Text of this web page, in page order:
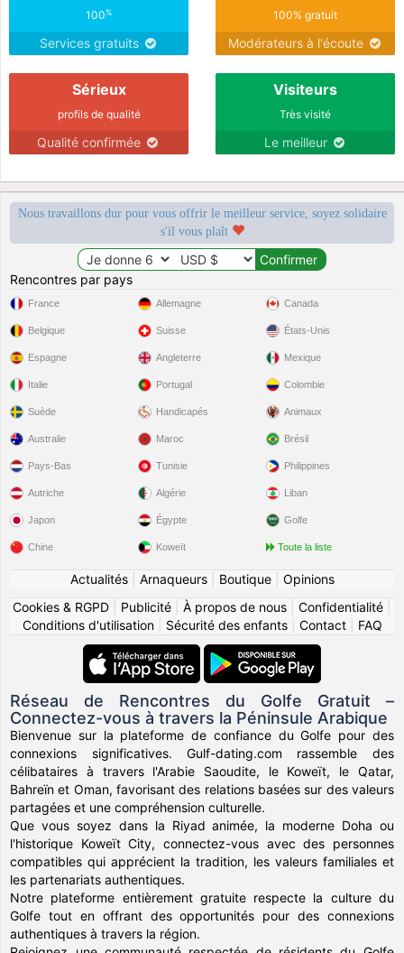
100%
Services gratuits
100% gratuit
Modérateurs à l'écoute
Sérieux
profils de qualité
Qualité confirmée
Visiteurs
Très visité
Le meilleur
Nous travaillons dur pour vous offrir le meilleur service, soyez solidaire
s'il vous plaît
Rencontres par pays
France
Belgique
Espagne
Italie
Suède
Allemagne
Suisse
Angleterre
Portugal
Handicapés
Canada
États-Unis
Mexique
Colombie
Animaux
Australie
Pays-Bas
Autriche
Japon
Chine
Maroc
Tunisie
Algérie
Égypte
Koweït
Brésil
Philippines
Liban
Golfe
Toute la liste
Actualités| Arnaqueurs| Boutique| Opinions
Cookies & RGPD
Publicité À propos de nous Confidentialité
Conditions d'utilisation| Sécurité des enfants| Contact| FAQ
Réseau de Rencontres du Golfe Gratuit –
Connectez-vous à travers la Péninsule Arabique
Bienvenue sur la plateforme de confiance du Golfe pour des
connexions significatives. Gulf-dating.com rassemble des
célibataires à travers l'Arabie Saoudite, le Koweït, le Qatar,
Bahreïn et Oman, favorisant des relations basées sur des valeurs
partagées et une compréhension culturelle.
Que vous soyez dans la Riyad animée, la moderne Doha ou
l'historique Koweït City, connectez-vous avec des personnes
compatibles qui apprécient la tradition, les valeurs familiales et
les partenariats authentiques.
Notre plateforme entièrement gratuite respecte la culture du
Golfe tout en offrant des opportunités pour des connexions
authentiques à travers la région.